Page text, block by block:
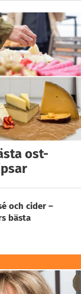
ost-
och cider –
bästa